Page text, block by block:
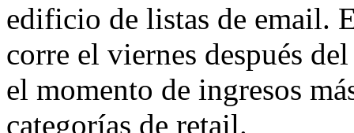
edificio de listas de email.
corre el viernes después
el momento de ingresos
categorías de retail.